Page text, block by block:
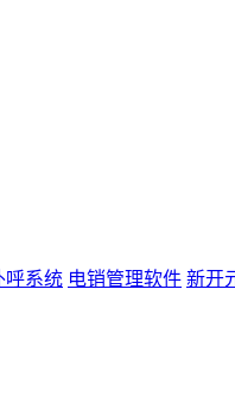
呼系统 电销管理软件 新开